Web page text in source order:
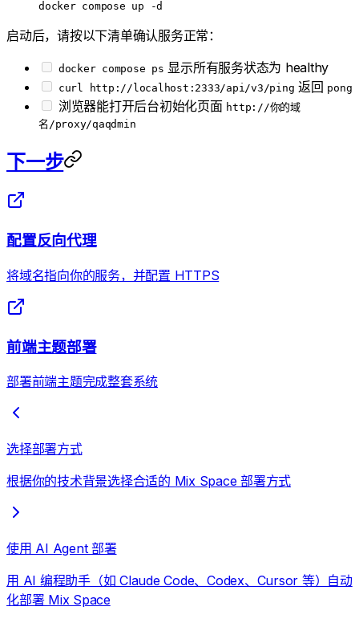
docker compose up -d
启动后，请按以下清单确认服务正常：
docker compose ps 显示所有服务状态为 healthy
curl http://localhost:2333/api/v3/ping 返回 pong
浏览器能打开后台初始化页面 http://你的域
名/proxy/qaqdmin
下一步
配置反向代理
将域名指向你的服务，并配置 HTTPS
前端主题部署
部署前端主题完成整套系统
选择部署方式
根据你的技术背景选择合适的 Mix Space 部署方式
使用 AI Agent 部署
用 AI 编程助手（如 Claude Code、Codex、Cursor 等）自动
化部署 Mix Space